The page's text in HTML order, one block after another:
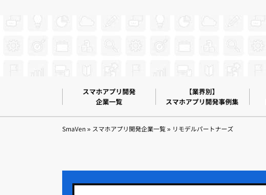
スマホアプリ開発
企業一覧
【業界別】
スマホアプリ開発事例集
SmaVen» スマホアプリ開発企業一覧» リモデルパートナーズ